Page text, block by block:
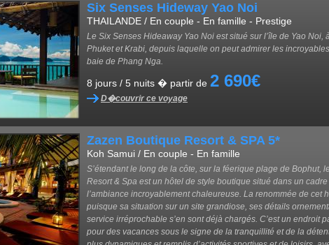
Six Senses Hideway Yao Noi
THAILANDE / En couple - En famille - Prestige
Le Six Senses Hideaway Yao Noi est situé sur l’île de Yao Noi,
Phuket et Krabi, depuis laquelle on peut admirer les
baie de Phang Nga.
8 jours / 5 nuits � partir de 2 690€
D�couvrir ce voyage
Zazen Boutique Resort & SPA 5*
Koh Samui / En couple - En famille
S’étendant le long de la côte, sur la féerique plage de Bophut,
Resort & Spa est un hôtel de style boutique situé dans un
l’ambiance incroyablement chaleureuse. La renommée de cet
puisque sa situation sur un site grandiose, ses détails
service irréprochable s’en sont déjà chargés. C’est un endroit
pour des vacances sous le signe de la tranquillité et de la